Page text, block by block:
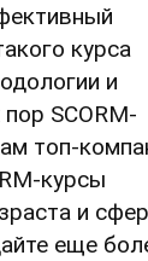
курса
и
SCORM-
топ-
курсы
и
еще